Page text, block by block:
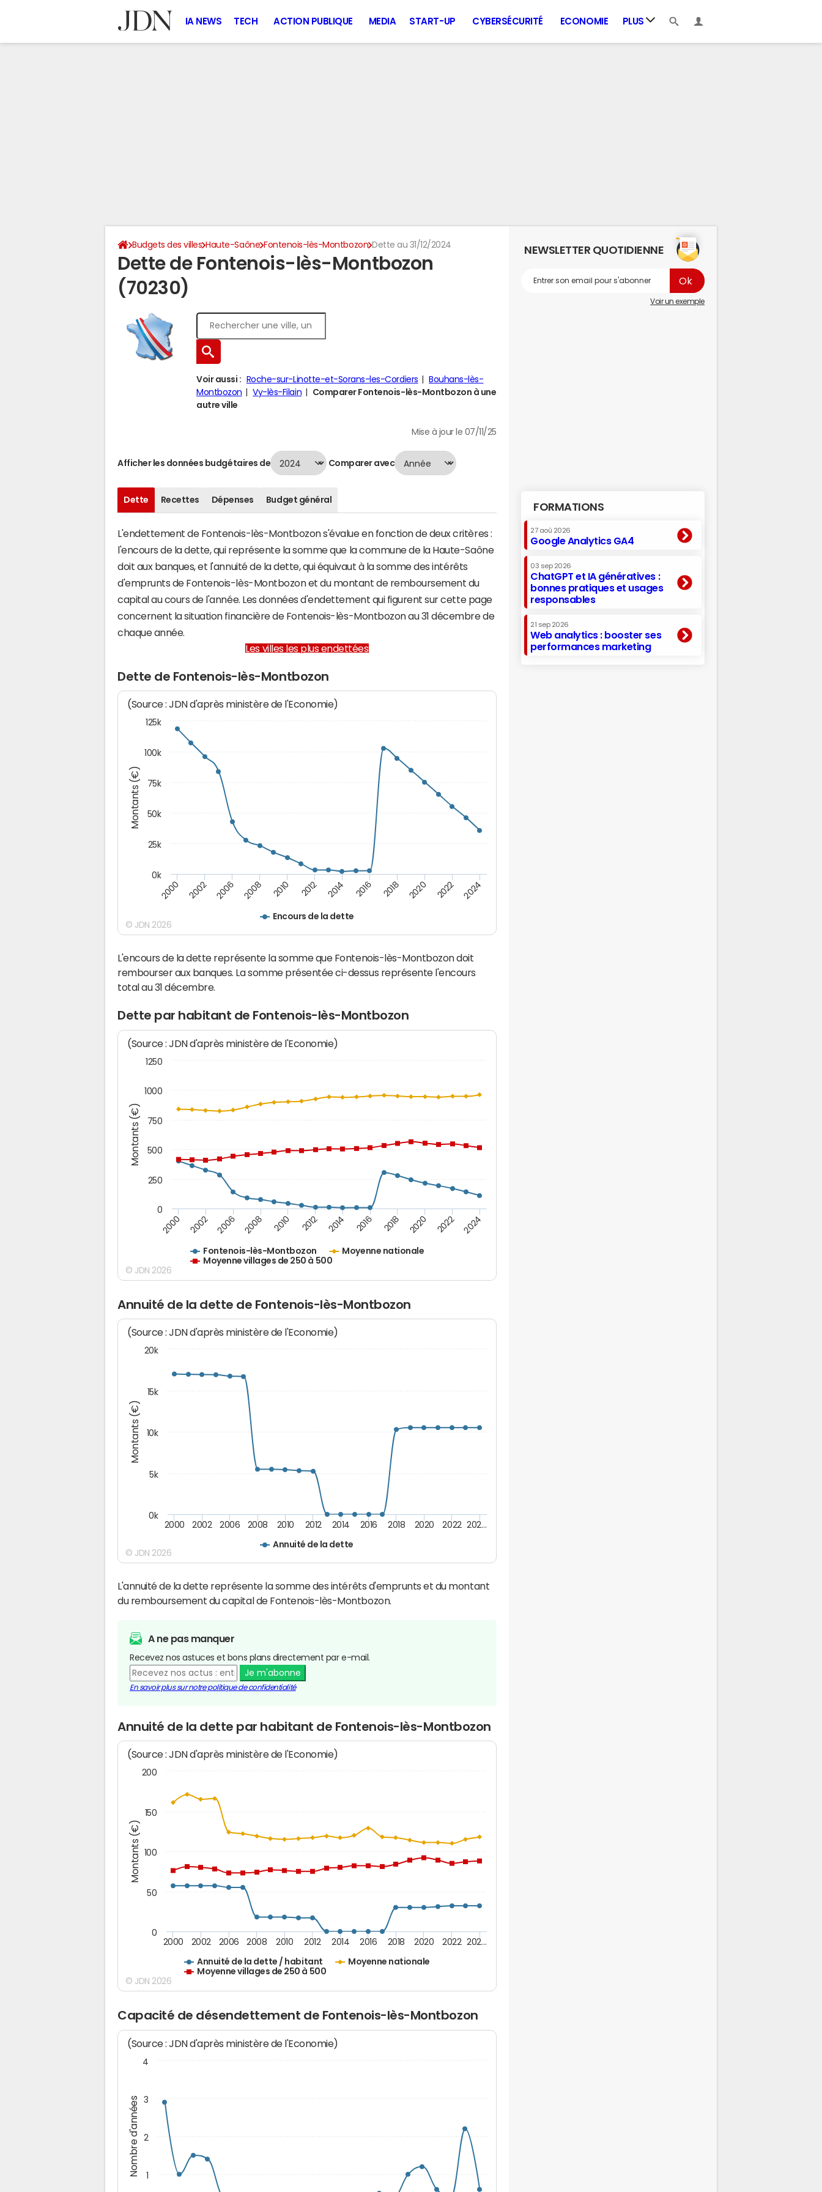
IA NEWS TECH ACTION PUBLIQUE MEDIA START-UP CYBERSÉCURITÉ ECONOMIE PLUS
Budgets des villes Haute-Saône Fontenois-lès-Montbozon Dette au 31/12/2024
Dette de Fontenois-lès-Montbozon
(70230)
Voir aussi : Roche-sur-Linotte-et-Sorans-les-Cordiers
Bouhans-lès-
Montbozon
Vy-lès-Filain
Comparer Fontenois-lès-Montbozon à une
autre ville
Mise à jour le 07/11/25
Afficher les données budgétaires de Comparer avec
Dette Recettes Dépenses Budget général
L'endettement de Fontenois-lès-Montbozon s'évalue en fonction de deux critères :
l'encours de la dette, qui représente la somme que la commune de la Haute-Saône
doit aux banques, et l'annuité de la dette, qui équivaut à la somme des intérêts
d'emprunts de Fontenois-lès-Montbozon et du montant de remboursement du
capital au cours de l'année. Les données d'endettement qui figurent sur cette page
concernent la situation financière de Fontenois-lès-Montbozon au 31 décembre de
chaque année.
Les villes les plus endettées
Dette de Fontenois-lès-Montbozon
Montants (€)
(Source : JDN d'après ministère de l'Economie)
Encours de la dette
2000 2002 2006 2008 2010 2012 2014 2016 2018 2020 2022 2024
0k
25k
50k
75k
100k
125k
© JDN 2026
L'encours de la dette représente la somme que Fontenois-lès-Montbozon doit
rembourser aux banques. La somme présentée ci-dessus représente l'encours
total au 31 décembre.
Dette par habitant de Fontenois-lès-Montbozon
Montants (€)
(Source : JDN d'après ministère de l'Economie)
Fontenois-lès-Montbozon
Moyenne nationale
Moyenne villages de 250 à 500
2000 2002 2006 2008 2010 2012 2014 2016 2018 2020 2022 2024
0
250
500
750
1000
1250
© JDN 2026
Annuité de la dette de Fontenois-lès-Montbozon
Montants (€)
(Source : JDN d'après ministère de l'Economie)
Annuité de la dette
2000 2002 2006 2008 2010 2012 2014 2016 2018 2020 2022 202…
0k
5k
10k
15k
20k
© JDN 2026
L'annuité de la dette représente la somme des intérêts d'emprunts et du montant
du remboursement du capital de Fontenois-lès-Montbozon.
A ne pas manquer
Recevez nos astuces et bons plans directement par e-mail.
Je m'abonne
En savoir plus sur notre politique de confidentialité
Annuité de la dette par habitant de Fontenois-lès-Montbozon
Montants (€)
(Source : JDN d'après ministère de l'Economie)
Annuité de la dette / habitant
Moyenne nationale
Moyenne villages de 250 à 500
2000 2002 2006 2008 2010 2012 2014 2016 2018 2020 2022 202…
0
50
100
150
200
© JDN 2026
Capacité de désendettement de Fontenois-lès-Montbozon
Nombre d'années
(Source : JDN d'après ministère de l'Economie)
1
2
3
4
NEWSLETTER QUOTIDIENNE
Voir un exemple
FORMATIONS
27 aoû 2026
Google Analytics GA4
03 sep 2026
ChatGPT et IA génératives :
bonnes pratiques et usages
responsables
21 sep 2026
Web analytics : booster ses
performances marketing